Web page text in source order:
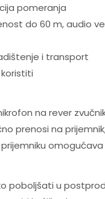
pomeranja
do 60 m, audio
i transport
na rever
prenosi na
poboljšati u